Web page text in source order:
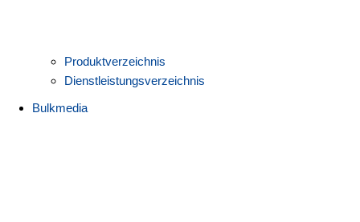
Produktverzeichnis
Dienstleistungsverzeichnis
Bulkmedia